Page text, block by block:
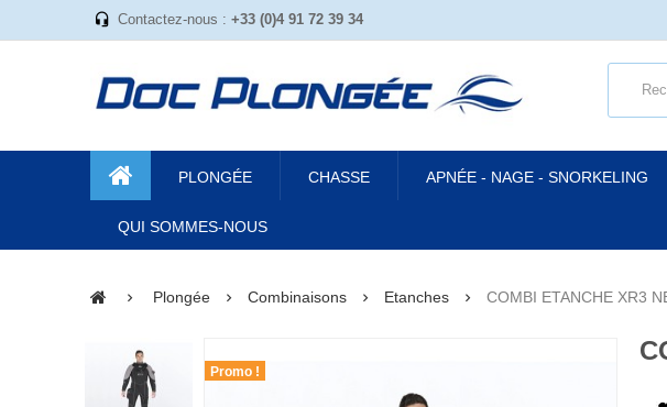
Contactez-nous : +33 (0)4 91 72 39 34
PLONGÉE CHASSE APNÉE - NAGE - SNORKELING
QUI SOMMES-NOUS
Plongée Combinaisons Etanches COMBI ETANCHE XR3
Promo !